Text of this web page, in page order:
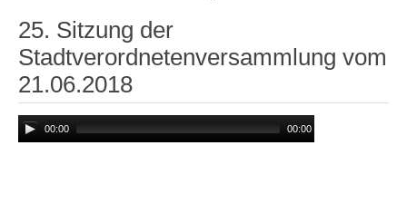
25. Sitzung der
Stadtverordnetenversammlung vom
21.06.2018
00:00 00:00